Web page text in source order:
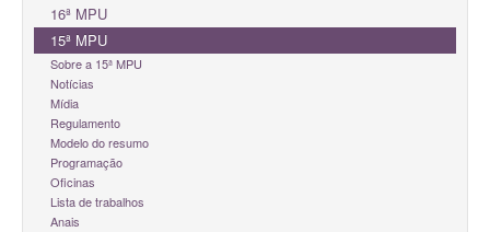
16ª MPU
15ª MPU
Sobre a 15ª MPU
Notícias
Mídia
Regulamento
Modelo do resumo
Programação
Oficinas
Lista de trabalhos
Anais